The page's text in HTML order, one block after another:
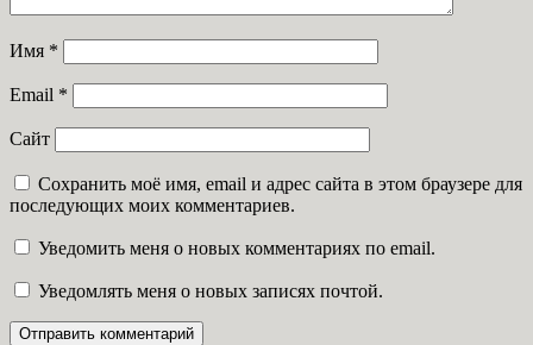
Имя *
Email *
Сайт
Сохранить моё имя, email и адрес сайта в этом браузере для
последующих моих комментариев.
Уведомить меня о новых комментариях по email.
Уведомлять меня о новых записях почтой.